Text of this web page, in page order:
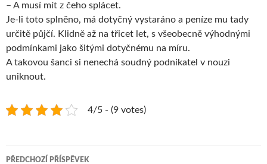
– A musí mít z čeho splácet.
Je-li toto splněno, má dotyčný vystaráno a peníze mu tady
určitě půjčí. Klidně až na třicet let, s všeobecně výhodnými
podmínkami jako šitými dotyčnému na míru.
A takovou šanci si nenechá soudný podnikatel v nouzi
uniknout.
4/5 - (9 votes)
Navigace
PŘEDCHOZÍ PŘÍSPĚVEK